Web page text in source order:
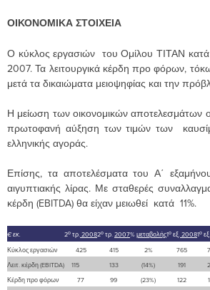
ΟΙΚΟΝΟΜΙΚΑ ΣΤΟΙΧΕΙΑ
Ο κύκλος εργασιών του Ομίλου ΤΙΤΑΝ
2007. Τα λειτουργικά κέρδη προ φόρων,
μετά τα δικαιώματα μειοψηφίας και την
Η μείωση των οικονομικών αποτελεσμάτων
πρωτοφανή αύξηση των τιμών των
ελληνικής αγοράς.
Επίσης, τα αποτελέσματα του Α΄
αιγυπτιακής λίρας. Με σταθερές
κέρδη (EBITDA) θα είχαν μειωθεί κατά 11%.
€εκ. 2ο τρ.20082ο τρ.2007%μεταβολής1ο εξ.20081ο εξ.
Κύκλος εργασιών
425 415 2% 765
Λειτ. κέρδη (EBITDA) 115 133 (14%) 191
Κέρδη προ φόρων
77 99 (23%) 122